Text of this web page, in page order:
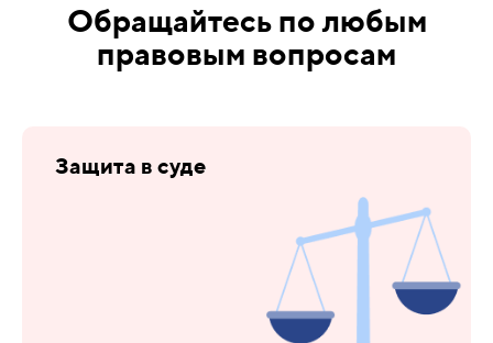
Обращайтесь по любым
правовым вопросам
Защита в суде